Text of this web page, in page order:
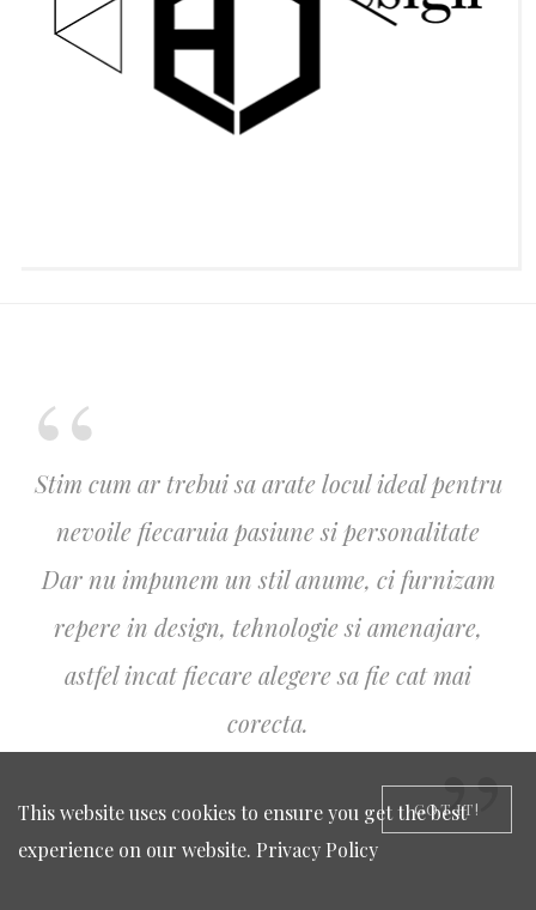
Stim cum ar trebui sa arate locul ideal pentru
nevoile fiecaruia pasiune si personalitate
Dar nu impunem un stil anume, ci furnizam
repere in design, tehnologie si amenajare,
astfel incat fiecare alegere sa fie cat mai
corecta.
GOT IT!
This website uses cookies to ensure you get the best
experience on our website. Privacy Policy